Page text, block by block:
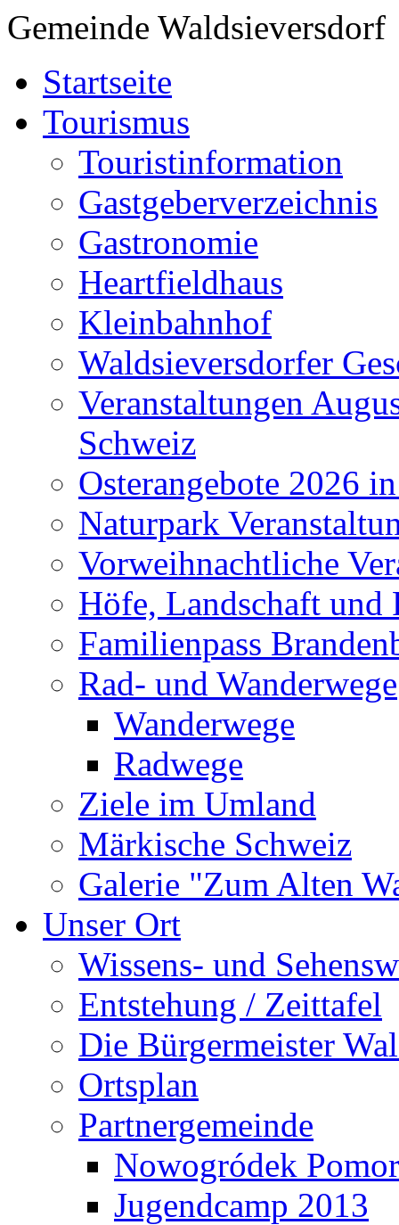
Gemeinde Waldsieversdorf
Startseite
Tourismus
Touristinformation
Gastgeberverzeichnis
Gastronomie
Heartfieldhaus
Kleinbahnhof
Waldsieversdorfer
Veranstaltungen
Schweiz
Osterangebote 2026
Naturpark
Vorweihnachtliche
Höfe, Landschaft und
Familienpass
Rad- und Wanderwege
Wanderwege
Radwege
Ziele im Umland
Märkische Schweiz
Galerie "Zum Alten
Unser Ort
Wissens- und
Entstehung / Zeittafel
Die Bürgermeister
Ortsplan
Partnergemeinde
Nowogródek
Jugendcamp 2013